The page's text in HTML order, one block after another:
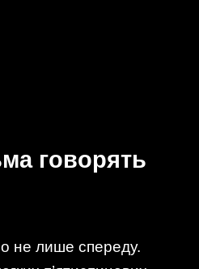
говорять
не лише спереду.